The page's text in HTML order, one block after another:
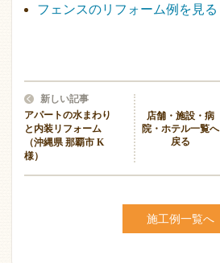
フェンスのリフォーム例を見る
新しい記事
アパートの水まわり
と内装リフォーム
（沖縄県 那覇市 K
様）
店舗・施設・病
院・ホテル一覧へ
戻る
施工例一覧へ